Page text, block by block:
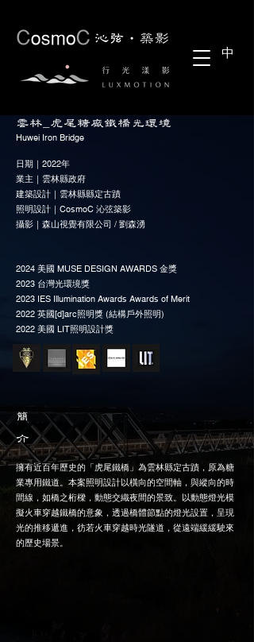
中
雲林_虎尾糖廠鐵橋光環境
Huwei Iron Bridge
日期｜2022年​
業主｜雲林縣政府
建築設計｜雲林縣縣定古蹟
照明設計｜CosmoC 沁弦築影
攝影｜森山視覺有限公司 / 劉森湧
2024 美國 MUSE DESIGN AWARDS 金獎
2023 台灣光環境獎
2023 IES Illumination Awards Awards of Merit
2022 英國[d]arc照明獎 (結構戶外照明)
2022 美國 LIT照明設計獎
​簡
介
擁有近百年歷史的「虎尾鐵橋」為雲林縣定古蹟，原為糖
業專用鐵道。本案照明設計以橫向的空間軸，與縱向的時
間線，如橋之桁樑，動態交織夜間的景致。以動態燈光模
擬火車穿越鐵橋的意象，透過橋體節點的燈光設置，呈現
光的推移遞進，彷若火車穿越時光隧道，從遠端緩緩駛來
的歷史場景。